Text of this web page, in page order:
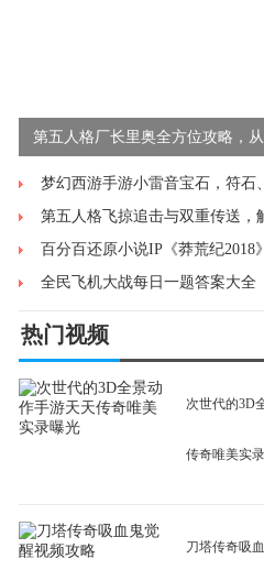
第五人格厂长里奥全方位攻略，
的控场之道
百分百还原小说IP《莽荒纪2018
全民飞机大战每日一题答案大全
热门视频
次世代的3D
传奇唯美实
刀塔传奇吸